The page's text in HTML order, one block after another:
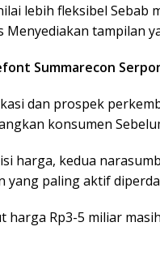
lebih fleksibel Sebab
Menyediakan tampilan
Summarecon
dan prospek
konsumen
harga, kedua
yang paling aktif
harga Rp3-5 miliar